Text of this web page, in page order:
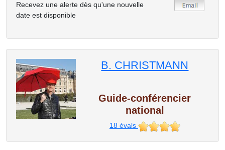
Recevez une alerte dès qu'une nouvelle
date est disponible
B. CHRISTMANN
Guide-conférencier
national
18 évals